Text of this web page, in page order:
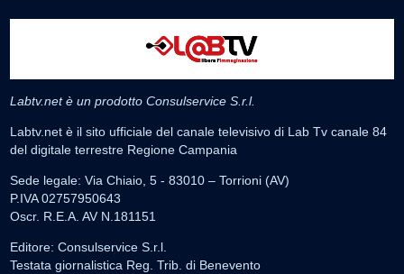
Labtv.net è un prodotto Consulservice S.r.l.
Labtv.net è il sito ufficiale del canale televisivo di Lab Tv canale 84
del digitale terrestre Regione Campania
Sede legale: Via Chiaio, 5 - 83010 – Torrioni (AV)
P.IVA 02757950643
Oscr. R.E.A. AV N.181151
Editore: Consulservice S.r.l.
Testata giornalistica Reg. Trib. di Benevento